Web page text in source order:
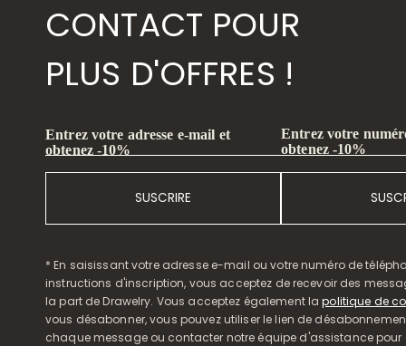
CONTACT POUR
PLUS D'OFFRES !
Entrez votre adresse e-mail et
obtenez -10%
SUSCRIRE
Entrez votre
obtenez -10%
* En saisissant votre adresse e-mail ou votre numéro de
instructions d'inscription, vous acceptez de recevoir des
la part de Drawelry. Vous acceptez également lapolitique de
vous désabonner, vous pouvez utiliser le lien de
chaque message ou contacter notre équipe d'assistance pour